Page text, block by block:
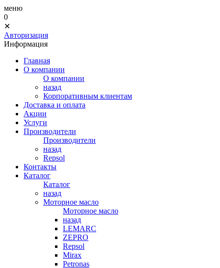
меню
0
✕
Авторизация
Информация
Главная
О компании
О компании
назад
Корпоративным клиентам
Доставка и оплата
Акции
Услуги
Производители
Производители
назад
Repsol
Контакты
Каталог
Каталог
назад
Моторное масло
Моторное масло
назад
LEMARC
ZEPRO
Repsol
Mirax
Petronas